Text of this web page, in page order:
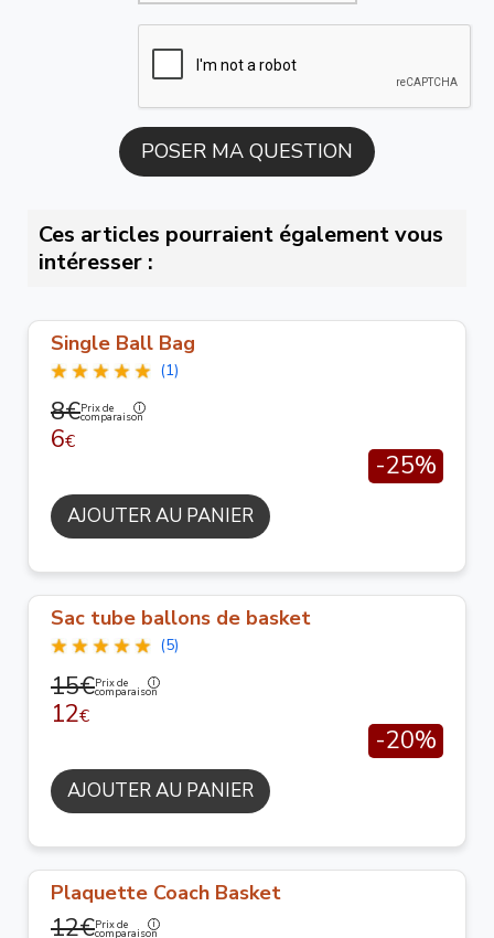
Ces articles pourraient également vous
intéresser :
Single Ball Bag
(1)
8€Prix de
comparaison
6€
-25%
AJOUTER AU PANIER
Sac tube ballons de basket
(5)
15€Prix de
comparaison
12€
-20%
AJOUTER AU PANIER
Plaquette Coach Basket
12€Prix de
comparaison